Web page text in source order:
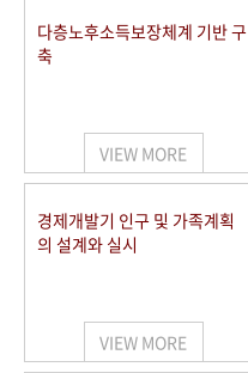
VR 역사관
다층노후소득보장체계 기반 구
축
VIEW MORE
경제개발기 인구 및 가족계획
의 설계와 실시
VIEW MORE